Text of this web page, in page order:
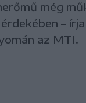
még
–
az MTI.